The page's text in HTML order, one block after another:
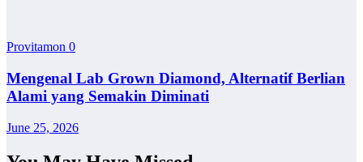
Provitamon 0
Mengenal Lab Grown Diamond, Alternatif Berlian
Alami yang Semakin Diminati
June 25, 2026